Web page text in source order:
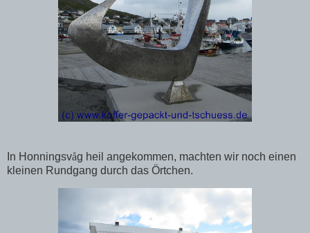
In Honningsvåg heil angekommen, machten wir noch einen
kleinen Rundgang durch das Örtchen.